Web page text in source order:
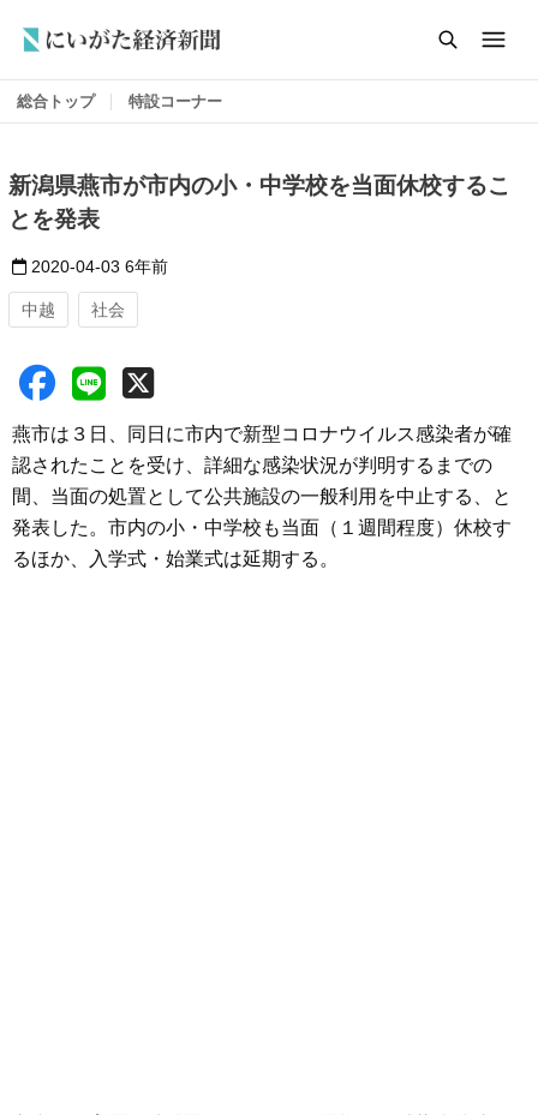
総合トップ 特設コーナー
新潟県燕市が市内の小・中学校を当面休校するこ
とを発表
2020-04-03 6年前
中越 社会
燕市は３日、同日に市内で新型コロナウイルス感染者が確
認されたことを受け、詳細な感染状況が判明するまでの
間、当面の処置として公共施設の一般利用を中止する、と
発表した。市内の小・中学校も当面（１週間程度）休校す
るほか、入学式・始業式は延期する。